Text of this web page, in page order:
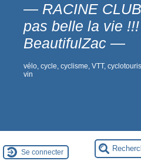
— RACINE
pas belle la vie
BeautifulZac —
vélo, cycle, cyclisme, VTT,
vin
Se connecter